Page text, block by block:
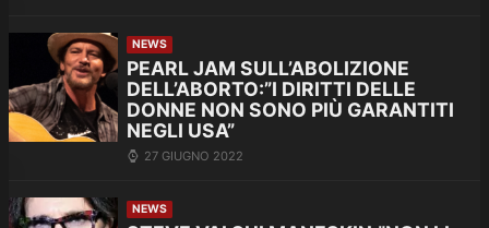
NEWS
PEARL JAM SULL’ABOLIZIONE
DELL’ABORTO:”I DIRITTI DELLE
DONNE NON SONO PIÙ GARANTITI
NEGLI USA”
27 GIUGNO 2022
NEWS